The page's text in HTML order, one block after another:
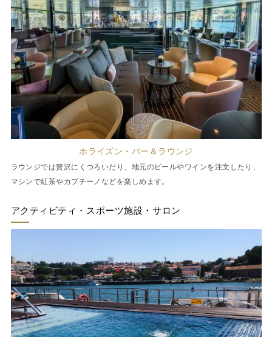
ホライズン・バー＆ラウンジ
ラウンジでは贅沢にくつろいだり、地元のビールやワインを注文したり、
マシンで紅茶やカプチーノなどを楽しめます。
アクティビティ・スポーツ施設・サロン